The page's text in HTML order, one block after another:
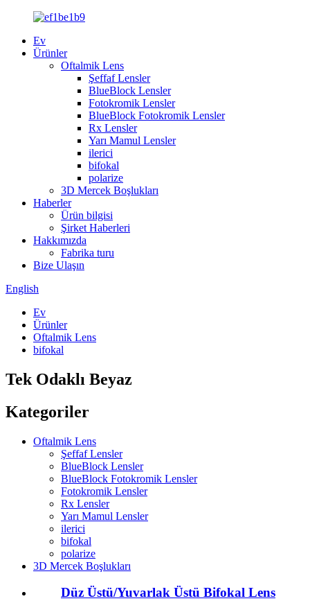
Ev
Ürünler
Oftalmik Lens
Şeffaf Lensler
BlueBlock Lensler
Fotokromik Lensler
BlueBlock Fotokromik Lensler
Rx Lensler
Yarı Mamul Lensler
ilerici
bifokal
polarize
3D Mercek Boşlukları
Haberler
Ürün bilgisi
Şirket Haberleri
Hakkımızda
Fabrika turu
Bize Ulaşın
English
Ev
Ürünler
Oftalmik Lens
bifokal
Tek Odaklı Beyaz
Kategoriler
Oftalmik Lens
Şeffaf Lensler
BlueBlock Lensler
BlueBlock Fotokromik Lensler
Fotokromik Lensler
Rx Lensler
Yarı Mamul Lensler
ilerici
bifokal
polarize
3D Mercek Boşlukları
Düz Üstü/Yuvarlak Üstü Bifokal Lens